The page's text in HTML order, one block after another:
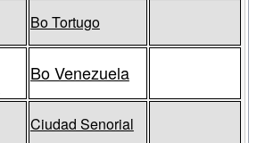
Bo Tortugo
Bo Venezuela
Ciudad Senorial